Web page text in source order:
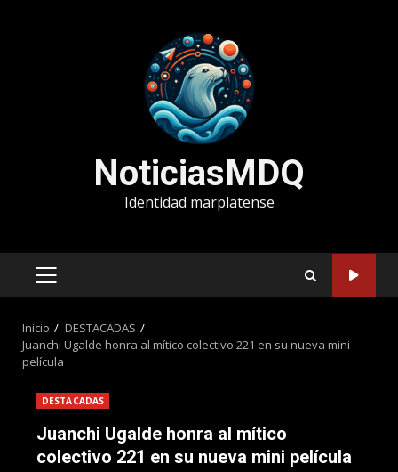
NoticiasMDQ
Identidad marplatense
MENÚ
Inicio
DESTACADAS
Juanchi Ugalde honra al mítico colectivo 221 en su nueva mini
película
DESTACADAS
Juanchi Ugalde honra al mítico
colectivo 221 en su nueva mini película